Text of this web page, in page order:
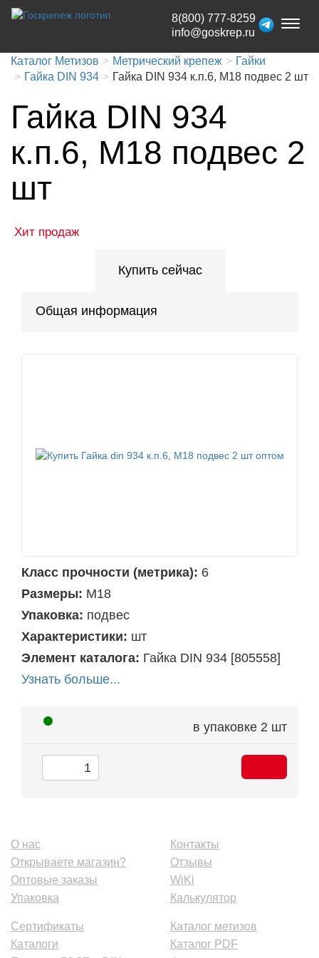
Toggle
8(800) 777-8259
info@goskrep.ru
Каталог Метизов Метрический крепеж
Гайки
Гайка DIN 934
Гайка DIN 934 к.п.6, М18 подвес 2 шт
Гайка DIN 934
к.п.6, М18 подвес 2
шт
Хит продаж
Купить сейчас
Общая информация
Класс прочности (метрика): 6
Размеры: М18
Упаковка: подвес
Характеристики: шт
Элемент каталога: Гайка DIN 934 [805558]
Узнать больше...
в упаковке 2 шт
О нас
Открываете магазин?
Оптовые заказы
Упаковка
Контакты
Отзывы
WiKi
Калькулятор
Сертификаты
Каталоги
Каталог метизов
Каталог PDF